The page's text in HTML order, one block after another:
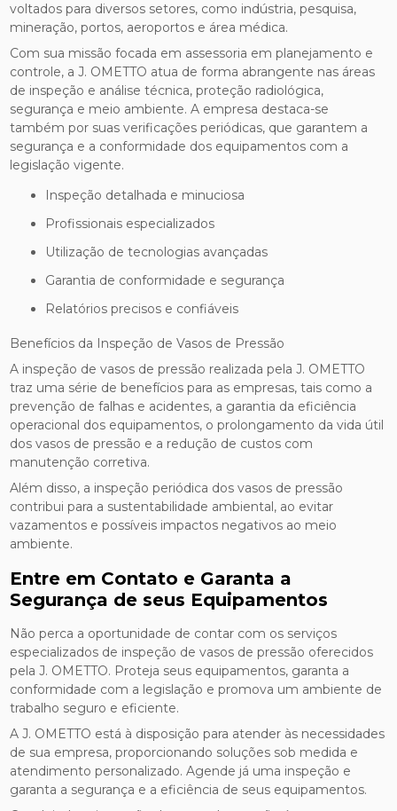
voltados para diversos setores, como indústria, pesquisa,
mineração, portos, aeroportos e área médica.
Com sua missão focada em assessoria em planejamento e
controle, a J. OMETTO atua de forma abrangente nas áreas
de inspeção e análise técnica, proteção radiológica,
segurança e meio ambiente. A empresa destaca-se
também por suas verificações periódicas, que garantem a
segurança e a conformidade dos equipamentos com a
legislação vigente.
Inspeção detalhada e minuciosa
Profissionais especializados
Utilização de tecnologias avançadas
Garantia de conformidade e segurança
Relatórios precisos e confiáveis
Benefícios da Inspeção de Vasos de Pressão
A inspeção de vasos de pressão realizada pela J. OMETTO
traz uma série de benefícios para as empresas, tais como a
prevenção de falhas e acidentes, a garantia da eficiência
operacional dos equipamentos, o prolongamento da vida útil
dos vasos de pressão e a redução de custos com
manutenção corretiva.
Além disso, a inspeção periódica dos vasos de pressão
contribui para a sustentabilidade ambiental, ao evitar
vazamentos e possíveis impactos negativos ao meio
ambiente.
Entre em Contato e Garanta a
Segurança de seus Equipamentos
Não perca a oportunidade de contar com os serviços
especializados de inspeção de vasos de pressão oferecidos
pela J. OMETTO. Proteja seus equipamentos, garanta a
conformidade com a legislação e promova um ambiente de
trabalho seguro e eficiente.
A J. OMETTO está à disposição para atender às necessidades
de sua empresa, proporcionando soluções sob medida e
atendimento personalizado. Agende já uma inspeção e
garanta a segurança e a eficiência de seus equipamentos.